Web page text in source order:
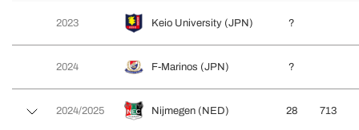
2023 Keio University (JPN) ?
2024 F-Marinos (JPN) ?
2024/2025 Nijmegen (NED) 28 713